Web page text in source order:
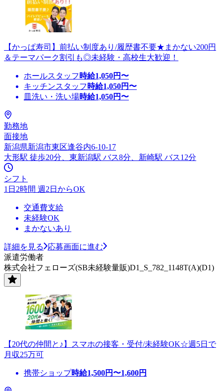
【かっぱ寿司】前払い制度あり/履歴書不要★まかない200円
＆テーマパーク割引も◎未経験・高校生大歓迎！
ホールスタッフ 時給1,050円〜
キッチンスタッフ 時給1,050円〜
皿洗い・洗い場時給1,050円〜
勤務地
面接地
新潟県新潟市東区逢谷内6-10-17
大形駅 徒歩20分、東新潟駅 バス8分、新崎駅 バス12分
シフト
1日2時間 週2日からOK
交通費支給
未経験OK
まかないあり
詳細を見る
応募画面に進む
派遣労働者
株式会社フェローズ(SB未経験量販)D1_S_782_1148T(A)(D1)
【20代の仲間と♪】スマホの接客・受付/未経験OK☆週5日で
月収25万可
携帯ショップ時給1,500円〜1,600円